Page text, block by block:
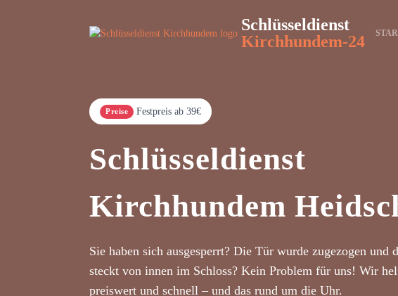
Schlüsseldienst
Kirchhundem-24
Preise Festpreis ab 39€
Schlüsseldienst
Kirchhundem
Sie haben sich ausgesperrt? Die Tür wurde zugezogen und
steckt von innen im Schloss? Kein Problem für uns! Wir
preiswert und schnell – und das rund um die Uhr.